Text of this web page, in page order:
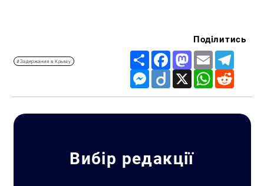
Искать:
#Задержания в Крыму
Поділитись
Share FacebookMastodon
Email
Messenger
Diigo X WhatsApp
Вибір редакції